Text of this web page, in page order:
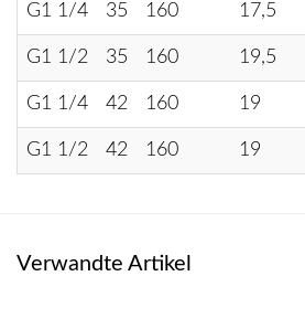
G1 1/4 35 160 17,5
G1 1/2 35 160 19,5
G1 1/4 42 160 19
G1 1/2 42 160 19
Verwandte Artikel